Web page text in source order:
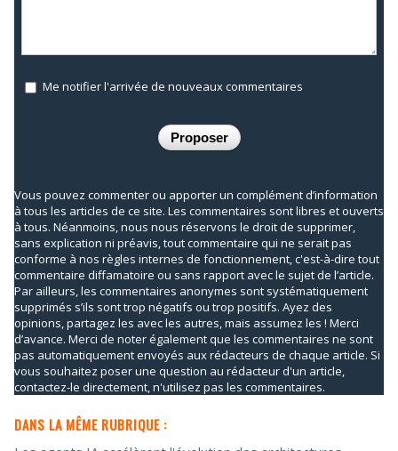
Me notifier l'arrivée de nouveaux commentaires
Vous pouvez commenter ou apporter un complément d’information
à tous les articles de ce site. Les commentaires sont libres et ouverts
à tous. Néanmoins, nous nous réservons le droit de supprimer,
sans explication ni préavis, tout commentaire qui ne serait pas
conforme à nos règles internes de fonctionnement, c'est-à-dire tout
commentaire diffamatoire ou sans rapport avec le sujet de l’article.
Par ailleurs, les commentaires anonymes sont systématiquement
supprimés s’ils sont trop négatifs ou trop positifs. Ayez des
opinions, partagez les avec les autres, mais assumez les ! Merci
d’avance. Merci de noter également que les commentaires ne sont
pas automatiquement envoyés aux rédacteurs de chaque article. Si
vous souhaitez poser une question au rédacteur d'un article,
contactez-le directement, n'utilisez pas les commentaires.
DANS LA MÊME RUBRIQUE :